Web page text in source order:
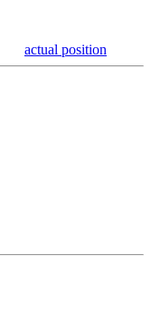
actual position